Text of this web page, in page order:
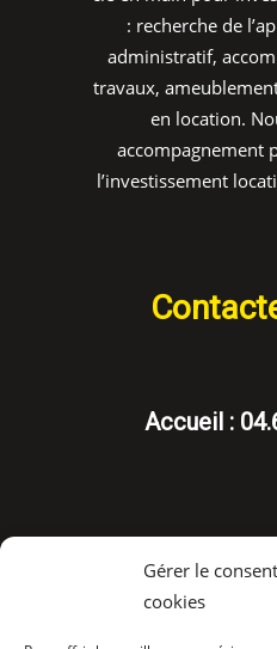
Gérer le
cookies
: recherche de
administratif,
travaux,
en location.
accompagnement
l’investissement
Accueil :